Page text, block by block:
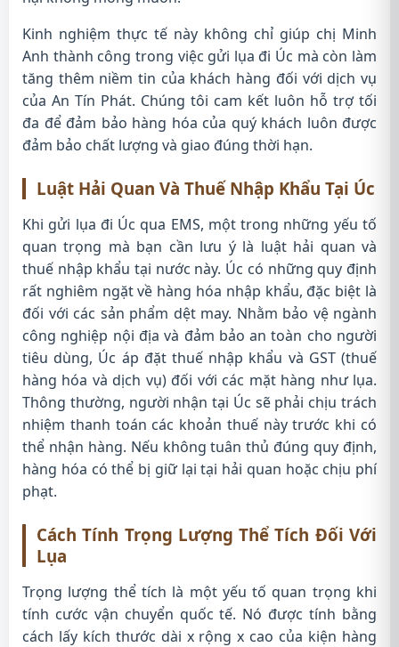
Kinh nghiệm thực tế này không chỉ giúp chị Minh
Anh thành công trong việc gửi lụa đi Úc mà còn làm
tăng thêm niềm tin của khách hàng đối với dịch vụ
của An Tín Phát. Chúng tôi cam kết luôn hỗ trợ tối
đa để đảm bảo hàng hóa của quý khách luôn được
đảm bảo chất lượng và giao đúng thời hạn.
Luật Hải Quan Và Thuế Nhập Khẩu Tại Úc
Khi gửi lụa đi Úc qua EMS, một trong những yếu tố
quan trọng mà bạn cần lưu ý là luật hải quan và
thuế nhập khẩu tại nước này. Úc có những quy định
rất nghiêm ngặt về hàng hóa nhập khẩu, đặc biệt là
đối với các sản phẩm dệt may. Nhằm bảo vệ ngành
công nghiệp nội địa và đảm bảo an toàn cho người
tiêu dùng, Úc áp đặt thuế nhập khẩu và GST (thuế
hàng hóa và dịch vụ) đối với các mặt hàng như lụa.
Thông thường, người nhận tại Úc sẽ phải chịu trách
nhiệm thanh toán các khoản thuế này trước khi có
thể nhận hàng. Nếu không tuân thủ đúng quy định,
hàng hóa có thể bị giữ lại tại hải quan hoặc chịu phí
phạt.
Cách Tính Trọng Lượng Thể Tích Đối Với
Lụa
Trọng lượng thể tích là một yếu tố quan trọng khi
tính cước vận chuyển quốc tế. Nó được tính bằng
cách lấy kích thước dài x rộng x cao của kiện hàng